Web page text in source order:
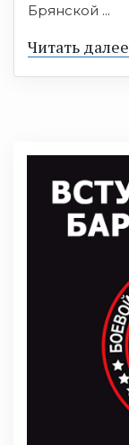
Брянской ...
Читать далее